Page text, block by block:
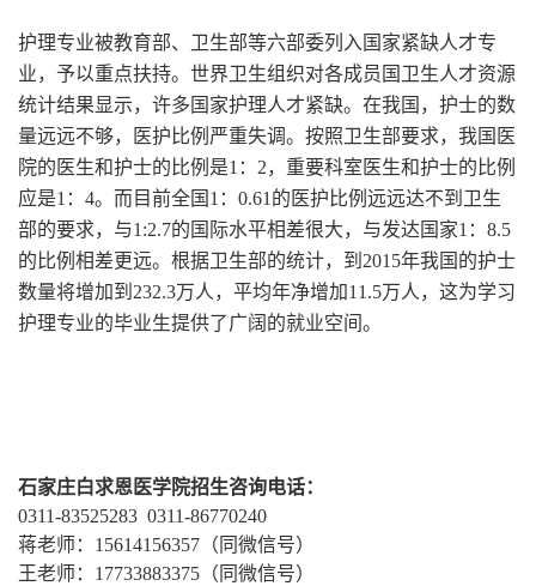
护理专业被教育部、卫生部等六部委列入国家紧缺人才专
业，予以重点扶持。世界卫生组织对各成员国卫生人才资源
统计结果显示，许多国家护理人才紧缺。在我国，护士的数
量远远不够，医护比例严重失调。按照卫生部要求，我国医
院的医生和护士的比例是1：2，重要科室医生和护士的比例
应是1：4。而目前全国1：0.61的医护比例远远达不到卫生
部的要求，与1:2.7的国际水平相差很大，与发达国家1：8.5
的比例相差更远。根据卫生部的统计，到2015年我国的护士
数量将增加到232.3万人，平均年净增加11.5万人，这为学习
护理专业的毕业生提供了广阔的就业空间。
石家庄白求恩医学院招生咨询电话：
0311-83525283 0311-86770240
蒋老师：15614156357（同微信号）
王老师：17733883375（同微信号）